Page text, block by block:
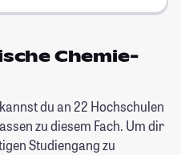
Chemie-
du an 22 Hochschulen
zu diesem Fach. Um dir
Studiengang zu